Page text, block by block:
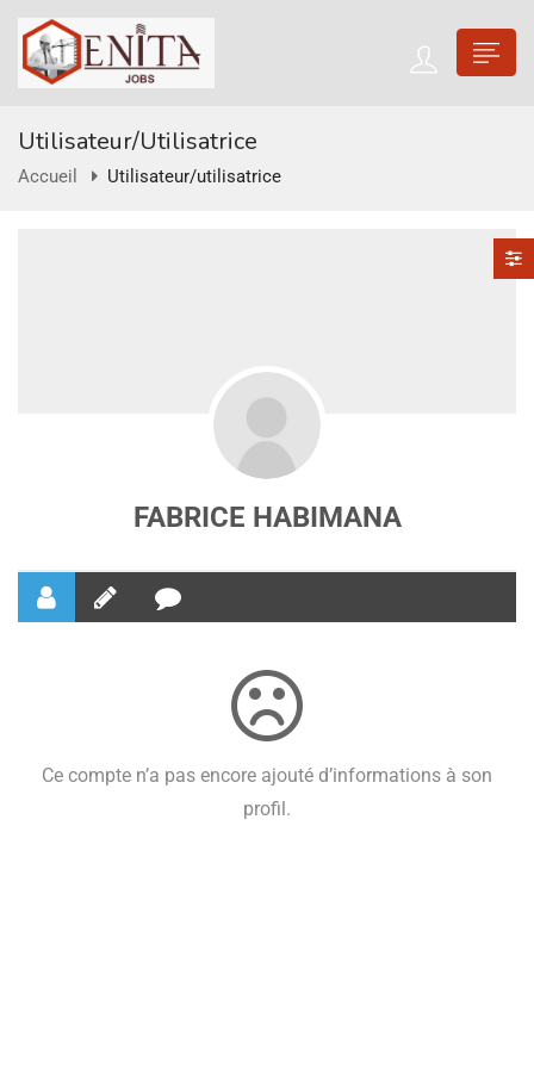
Utilisateur/utilisatrice
Accueil Utilisateur/utilisatrice
FABRICE HABIMANA
Ce compte n’a pas encore ajouté d’informations à son
profil.